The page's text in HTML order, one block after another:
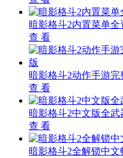
暗影格斗2内置菜单全
查 看
暗影格斗2动作手游完
查 看
暗影格斗2中文版全武
查 看
暗影格斗2全解锁中文